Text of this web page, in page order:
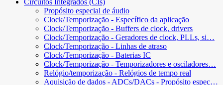
Circuitos Integrados (CIs)
Propósito especial de áudio
Clock/Temporização - Específico da aplicação
Clock/Temporização - Buffers de clock, drivers
Clock/Temporização - Geradores de clock, PLLs, si…
Clock/Temporização - Linhas de atraso
Clock/Temporização - Baterias IC
Clock/Temporização - Temporizadores e osciladores…
Relógio/temporização - Relógios de tempo real
Aquisição de dados - ADCs/DACs - Propósito espec…